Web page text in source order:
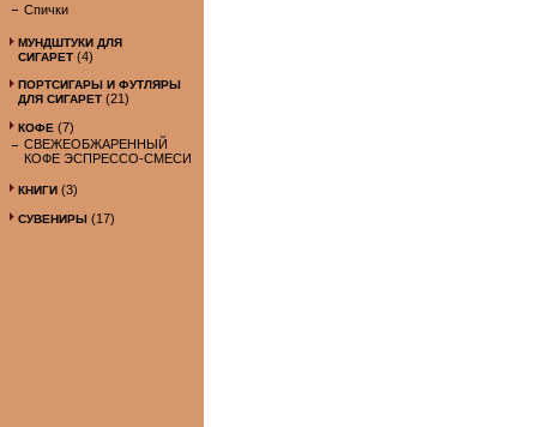
Спички
МУНДШТУКИ ДЛЯ
СИГАРЕТ (4)
ПОРТСИГАРЫ И ФУТЛЯРЫ
ДЛЯ СИГАРЕТ (21)
КОФЕ (7)
СВЕЖЕОБЖАРЕННЫЙ
КОФЕ ЭСПРЕССО-СМЕСИ
КНИГИ (3)
СУВЕНИРЫ (17)